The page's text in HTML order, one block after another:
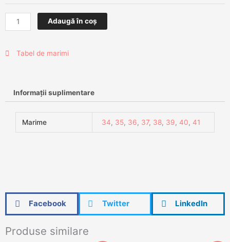
Adaugă în coș
Tabel de marimi
Informații suplimentare
Marime 34, 35, 36, 37, 38, 39,40,41
Facebook Twitter LinkedIn
Produse similare